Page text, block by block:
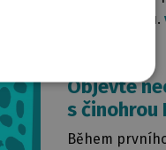
místě nákupu.
Objevte
s činohrou
Během